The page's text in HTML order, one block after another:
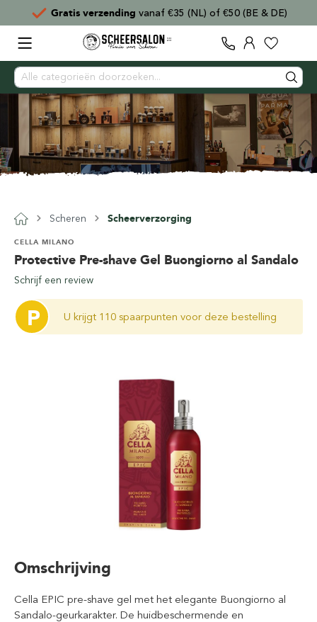
Gratis verzending vanaf €35 (NL) of €50 (BE & DE)
Scheren Scheerverzorging
Protective Pre-shave Gel Buongiorno al Sandalo
CELLA MILANO
Schrijf een review
P U krijgt 110 spaarpunten voor deze bestelling
Omschrijving
Cella EPIC pre-shave gel met het elegante Buongiorno al
Sandalo-geurkarakter. De huidbeschermende en